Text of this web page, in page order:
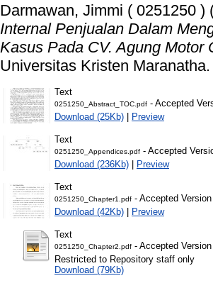
Darmawan, Jimmi ( 0251250 )
Internal Penjualan Dalam
Kasus Pada CV. Agung Motor
Universitas Kristen Maranatha.
Text
0251250_Abstract_TOC.pdf - Accepted
Download (25Kb) | Preview
Text
0251250_Appendices.pdf - Accepted
Download (236Kb) | Preview
Text
0251250_Chapter1.pdf - Accepted Version
Download (42Kb) | Preview
Text
0251250_Chapter2.pdf - Accepted Version
Restricted to Repository staff only
Download (79Kb)